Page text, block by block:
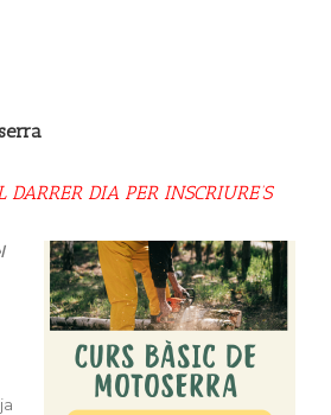
DARRER DIA PER INSCRIURE’S